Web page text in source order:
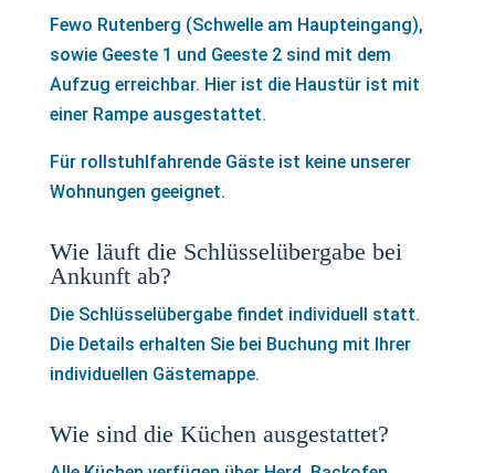
Fewo Rutenberg (Schwelle am Haupteingang),
sowie Geeste 1 und Geeste 2 sind mit dem
Aufzug erreichbar. Hier ist die Haustür ist mit
einer Rampe ausgestattet.
Für rollstuhlfahrende Gäste ist keine unserer
Wohnungen geeignet.
Wie läuft die Schlüsselübergabe bei
Ankunft ab?
Die Schlüsselübergabe findet individuell statt.
Die Details erhalten Sie bei Buchung mit Ihrer
individuellen Gästemappe.
Wie sind die Küchen ausgestattet?